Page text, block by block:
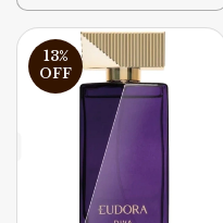
13%
OFF